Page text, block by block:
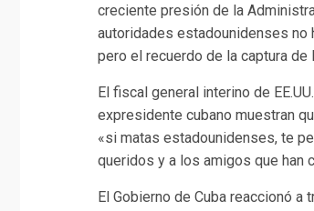
creciente presión de la
autoridades estadounidenses no
pero el recuerdo de la captura
El fiscal general interino de
expresidente cubano muestran
«si matas estadounidenses, te
queridos y a los amigos que han
El Gobierno de Cuba reaccionó a